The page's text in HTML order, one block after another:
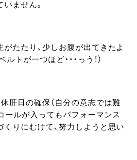
ません。
たたり、少しお腹が出てきたよ
トが一つほど・・・っう！）
肝日の確保（自分の意志では難
ールが入ってもパフォーマンス
りにむけて、努力しようと思い